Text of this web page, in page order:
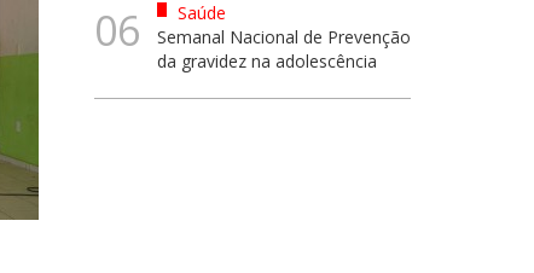
06
Saúde
Semanal Nacional de Prevenção
da gravidez na adolescência